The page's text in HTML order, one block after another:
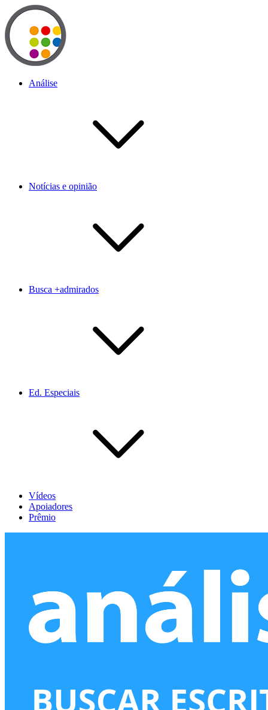
Análise
Notícias e opinião
Busca +admirados
Ed. Especiais
Vídeos
Apoiadores
Prêmio